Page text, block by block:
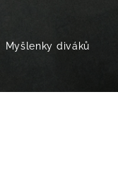
Myšlenky diváků